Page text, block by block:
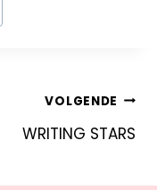
VOLGENDE
WRITING STARS